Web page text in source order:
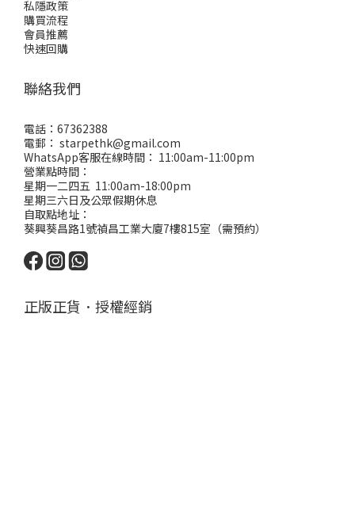
私隱政策
購買流程
會員推薦
快速回購
聯絡我們
電話：67362388
電郵： starpethk@gmail.com
WhatsApp客服在線時間： 11:00am-11:00pm
營業點時間：
星期一二四五 11:00am-18:00pm
星期三六日及公眾假期休息
自取點地址：
葵興葵昌路1號禎昌工業大廈7樓815室（需預約）
正版正貨．授權經銷